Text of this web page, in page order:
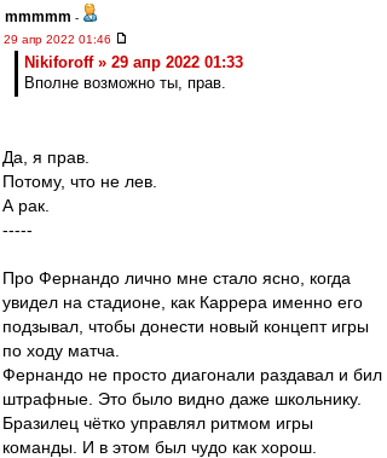
mmmmm -
29 апр 2022 01:46
Nikiforoff » 29 апр 2022 01:33
Вполне возможно ты, прав.
Да, я прав.
Потому, что не лев.
А рак.
-----
Про Фернандо лично мне стало ясно, когда
увидел на стадионе, как Каррера именно его
подзывал, чтобы донести новый концепт игры
по ходу матча.
Фернандо не просто диагонали раздавал и бил
штрафные. Это было видно даже школьнику.
Бразилец чётко управлял ритмом игры
команды. И в этом был чудо как хорош.